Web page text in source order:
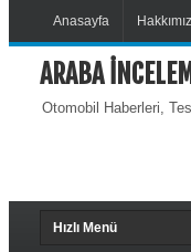
Anasayfa
ARABA
Otomobil Haberleri,